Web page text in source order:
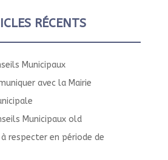
RÉCENTS
Municipaux
avec la Mairie
Municipaux old
respecter en période de